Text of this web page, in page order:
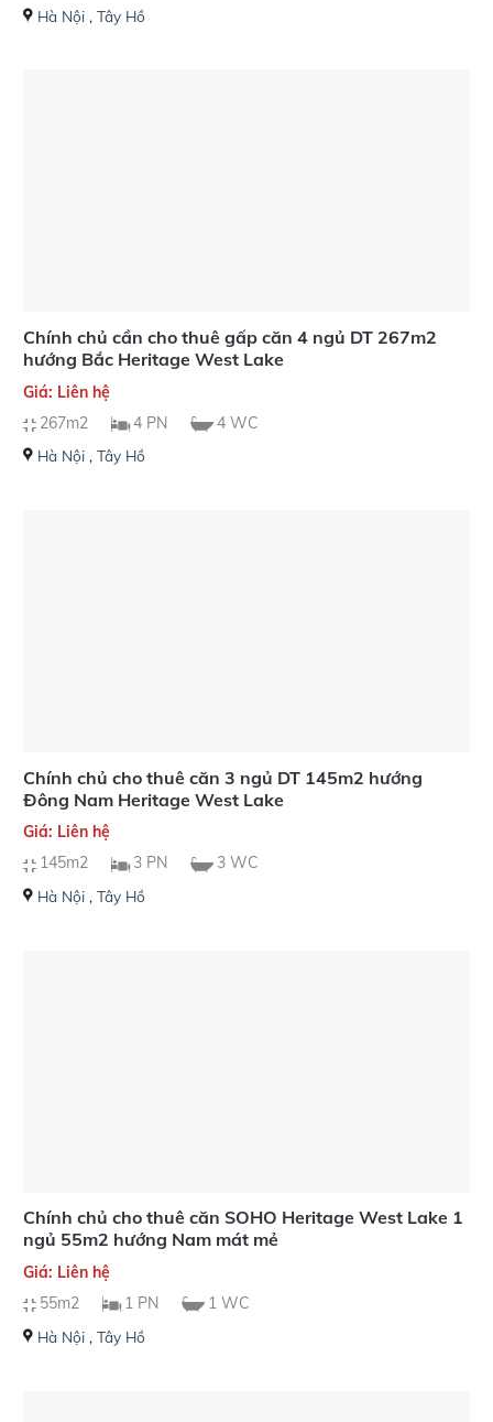
Hà Nội, Tây Hồ
Chính chủ cần cho thuê gấp căn 4 ngủ DT 267m2
hướng Bắc Heritage West Lake
Giá: Liên hệ
267m2
4 PN 4 WC
Hà Nội, Tây Hồ
Chính chủ cho thuê căn 3 ngủ DT 145m2 hướng
Đông Nam Heritage West Lake
Giá: Liên hệ
145m2
3 PN 3 WC
Hà Nội, Tây Hồ
Chính chủ cho thuê căn SOHO Heritage West Lake 1
ngủ 55m2 hướng Nam mát mẻ
Giá: Liên hệ
55m2
1 PN 1 WC
Hà Nội, Tây Hồ